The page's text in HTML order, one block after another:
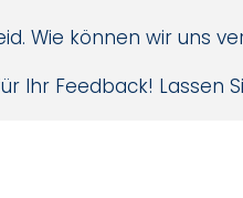
Wie können wir uns
Ihr Feedback! Lassen